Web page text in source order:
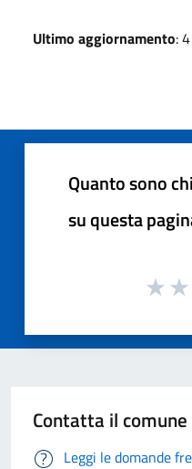
Ultimo aggiornamento:
Quanto sono
su questa
Contatta il comune
Leggi le domande